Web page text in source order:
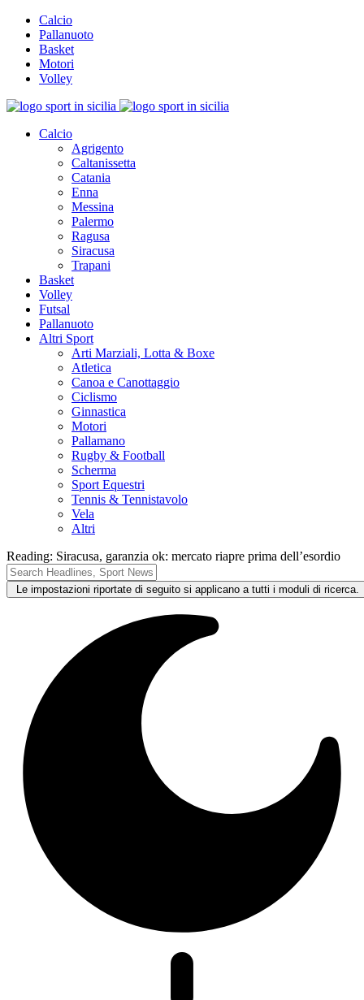
Calcio
Pallanuoto
Basket
Motori
Volley
Calcio
Agrigento
Caltanissetta
Catania
Enna
Messina
Palermo
Ragusa
Siracusa
Trapani
Basket
Volley
Futsal
Pallanuoto
Altri Sport
Arti Marziali, Lotta & Boxe
Atletica
Canoa e Canottaggio
Ciclismo
Ginnastica
Motori
Pallamano
Rugby & Football
Scherma
Sport Equestri
Tennis & Tennistavolo
Vela
Altri
Reading: Siracusa, garanzia ok: mercato riapre prima dell’esordio